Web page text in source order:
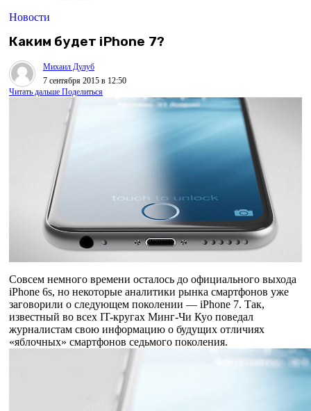
Новости
Каким будет iPhone 7?
Михаил Дулуб
7 сентября 2015 в 12:50
Читать дальше Поделиться
Совсем немного времени осталось до официального выхода
iPhone 6s, но некоторые аналитики рынка смартфонов уже
заговорили о следующем поколении — iPhone 7. Так,
известный во всех IT-кругах Минг-Чи Куо поведал
журналистам свою информацию о будущих отличиях
«яблочных» смартфонов седьмого поколения.